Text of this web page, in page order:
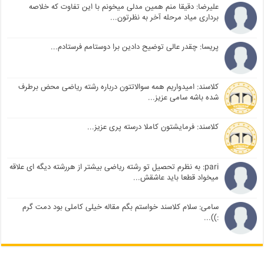
علیرضا: دقیقا منم همین مدلی میخونم با این تفاوت که خلاصه
برداری میاد مرحله آخر به نظرتون...
پریسا: چقدر عالی توضیح دادین برا دوستامم فرستادم...
کلاسند: امیدواریم همه سوالاتتون درباره رشته ریاضی محض برطرف
شده باشه سامی عزیز...
کلاسند: فرمایشتون کاملا درسته پری عزیز...
pari: به نظرم تحصیل تو رشته ریاضی بیشتر از هررشته دیگه ای علاقه
میخواد قطعا باید عاشقش...
سامی: سلام کلاسند خواستم بگم مقاله خیلی کاملی بود دمت گرم
:))...